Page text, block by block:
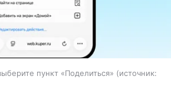
пункт «Поделиться»
источник: